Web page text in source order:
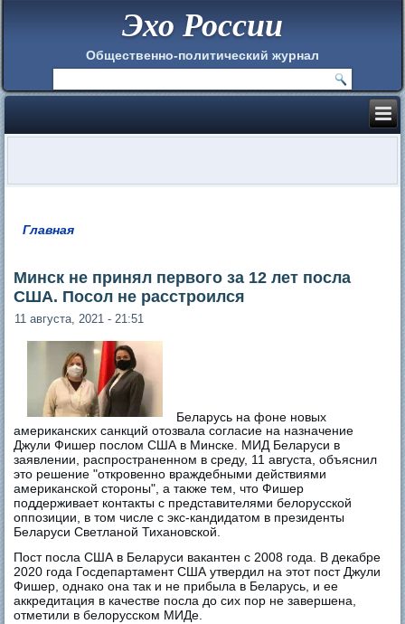
Эхо России
Общественно-политический журнал
Главная
Минск не принял первого за 12 лет посла
США. Посол не расстроился
11 августа, 2021 - 21:51
Беларусь на фоне новых
американских санкций отозвала согласие на назначение
Джули Фишер послом США в Минске. МИД Беларуси в
заявлении, распространенном в среду, 11 августа, объяснил
это решение "откровенно враждебными действиями
американской стороны", а также тем, что Фишер
поддерживает контакты с представителями белорусской
оппозиции, в том числе с экс-кандидатом в президенты
Беларуси Светланой Тихановской.
Пост посла США в Беларуси вакантен с 2008 года. В декабре
2020 года Госдепартамент США утвердил на этот пост Джули
Фишер, однако она так и не прибыла в Беларусь, и ее
аккредитация в качестве посла до сих пор не завершена,
отметили в белорусском МИДе.